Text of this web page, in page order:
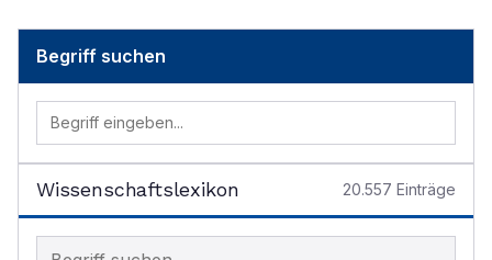
Begriff suchen
Wissenschaftslexikon 20.557 Einträge
Begriff im Lexikon suchen